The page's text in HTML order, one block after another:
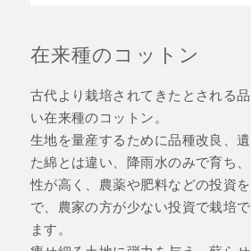
在来種のコットン
古代より栽培されてきたとされる
い在来種のコットン。
生地を量産するために品種改良、
た綿とは違い、降雨水のみで育ち
性が高く、農薬や肥料などの投資
で、農家の方が少ない投資で栽培
ます。